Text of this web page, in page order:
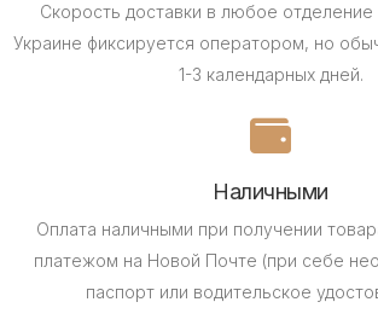
Скорость доставки в любое
Украине фиксируется оператором, но
1-3 календарных дней.
Наличными
Оплата наличными при получении
платежом на Новой Почте (при себе
паспорт или водительское